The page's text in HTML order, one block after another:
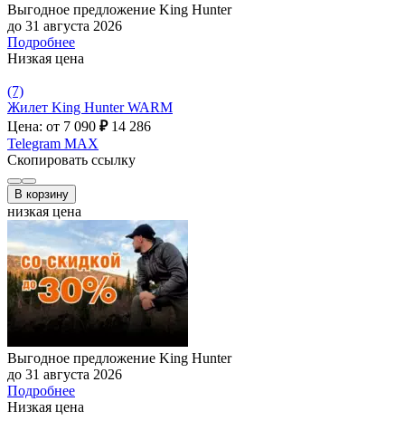
Выгодное предложение King Hunter
до 31 августа 2026
Подробнее
Низкая цена
(7)
Жилет King Hunter WARM
Цена: от 7 090 ₽ 14 286
Telegram MAX
Скопировать ссылку
В корзину
низкая цена
Выгодное предложение King Hunter
до 31 августа 2026
Подробнее
Низкая цена